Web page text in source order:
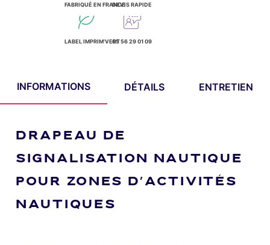
FABRIQUÉ EN FRANCEDEVIS RAPIDE
LABEL IMPRIM'VERT05 56 29 01 09
INFORMATIONS DÉTAILS ENTRETIEN
DRAPEAU DE
SIGNALISATION NAUTIQUE
POUR ZONES D’ACTIVITÉS
NAUTIQUES